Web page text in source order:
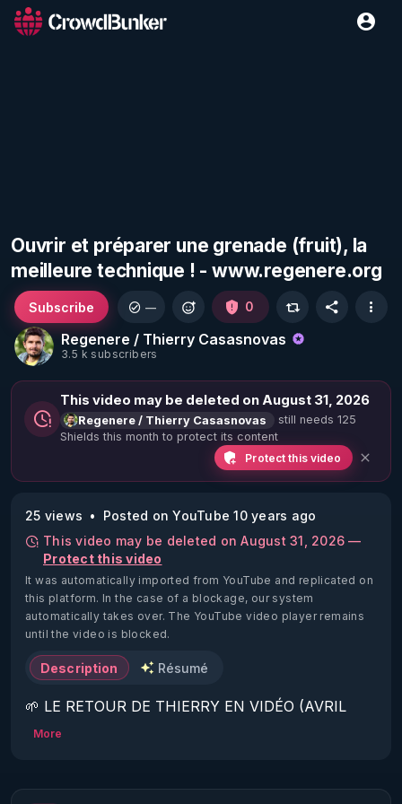
Ouvrir et préparer une grenade (fruit), la
meilleure technique ! - www.regenere.org
Regenere / Thierry Casasnovas
3.5 k subscribers
Subscribe — 0
This video may be deleted on August 31, 2026
Regenere / Thierry Casasnovas
still needs 125
Shields this month to protect its content
Protect this video
25 views
Posted on YouTube 10 years ago
This video may be deleted on August 31, 2026 —
Protect this video
It was automatically imported from YouTube and replicated on
this platform. In the case of a blockage, our system
automatically takes over. The YouTube video player remains
until the video is blocked.
Description Résumé
🌱 LE RETOUR DE THIERRY EN VIDÉO (AVRIL
2022)!
https://www.rgnr.fr/presentation.html
More